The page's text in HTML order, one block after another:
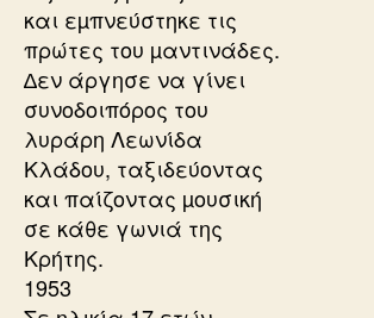
και εµπνεύστηκε τις
πρώτες του µαντινάδες.
∆εν άργησε να γίνει
συνοδοιπόρος του
λυράρη Λεωνίδα
Κλάδου, ταξιδεύοντας
και παίζοντας µουσική
σε κάθε γωνιά της
Κρήτης.
1953